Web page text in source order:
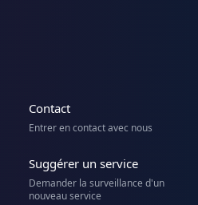
Contact
Entrer en contact avec nous
Suggérer un service
Demander la surveillance d'un
nouveau service